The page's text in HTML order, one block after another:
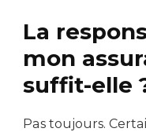
La
mon
suffit-elle
Pas toujours.